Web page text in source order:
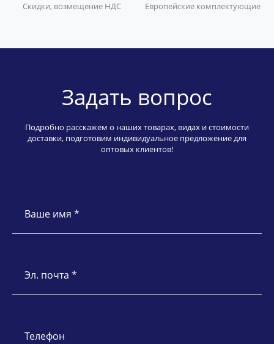
Скидки, возмещение НДС Европейские комплектующие
Задать вопрос
Подробно расскажем о наших товарах, видах и стоимости
доставки, подготовим индивидуальное предложение для
оптовых клиентов!
Ваше имя *
Эл. почта *
Телефон